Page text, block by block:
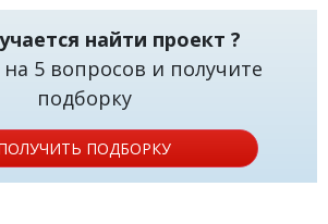
найти проект ?
5 вопросов и получите
подборку
ПОДБОРКУ